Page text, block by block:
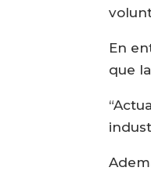
En
que